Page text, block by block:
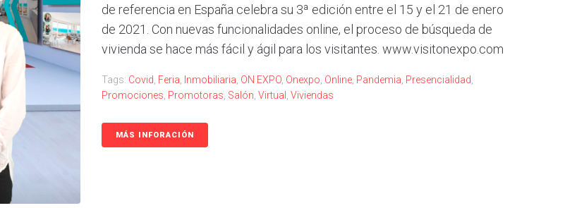
de referencia en España celebra su 3ª edición entre el 15 y el 21 de enero
de 2021. Con nuevas funcionalidades online, el proceso de búsqueda de
vivienda se hace más fácil y ágil para los visitantes. www.visitonexpo.com
Tags: Covid, Feria, Inmobiliaria, ON EXPO, Onexpo, Online, Pandemia, Presencialidad,
Promociones, Promotoras, Salón, Virtual , Viviendas
MÁS INFORACIÓN